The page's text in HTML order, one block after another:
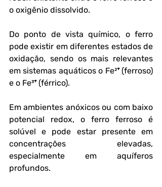
o oxigênio dissolvido.
Do ponto de vista químico, o ferro
pode existir em diferentes estados de
oxidação, sendo os mais relevantes
em sistemas aquáticos o Fe²⁺ (ferroso)
e o Fe³⁺ (férrico).
Em ambientes anóxicos ou com baixo
potencial redox, o ferro ferroso é
solúvel e pode estar presente em
concentrações elevadas,
especialmente em aquíferos
profundos.